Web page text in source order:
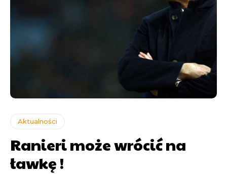
Aktualności
Ranieri może wrócić na
ławkę !